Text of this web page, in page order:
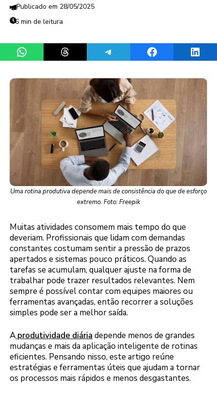
28/05/2025
6 min de leitura
Share on WhatsAppShare on ThreadsShare on TelegramShare on Facebook
Uma rotina produtiva depende mais de consistência do que de esforço
extremo. Foto: Freepik
Muitas atividades consomem mais tempo do que
deveriam. Profissionais que lidam com demandas
constantes costumam sentir a pressão de prazos
apertados e sistemas pouco práticos. Quando as
tarefas se acumulam, qualquer ajuste na forma de
trabalhar pode trazer resultados relevantes. Nem
sempre é possível contar com equipes maiores ou
ferramentas avançadas, então recorrer a soluções
simples pode ser a melhor saída.
A produtividade diária depende menos de grandes
mudanças e mais da aplicação inteligente de rotinas
eficientes. Pensando nisso, este artigo reúne
estratégias e ferramentas úteis que ajudam a tornar
os processos mais rápidos e menos desgastantes.